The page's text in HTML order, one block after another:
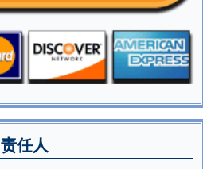
责任人